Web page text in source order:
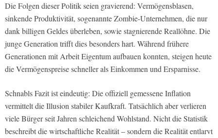
Die Folgen dieser Politik seien gravierend: Vermögensblasen,
sinkende Produktivität, sogenannte Zombie-Unternehmen, die nur
dank billigen Geldes überleben, sowie stagnierende Reallöhne. Die
junge Generation trifft dies besonders hart. Während frühere
Generationen mit Arbeit Eigentum aufbauen konnten, steigen heute
die Vermögenspreise schneller als Einkommen und Ersparnisse.
Schnabls Fazit ist eindeutig: Die offiziell gemessene Inflation
vermittelt die Illusion stabiler Kaufkraft. Tatsächlich aber verlieren
viele Bürger seit Jahren schleichend Wohlstand. Nicht die Statistik
beschreibt die wirtschaftliche Realität – sondern die Realität entlarvt